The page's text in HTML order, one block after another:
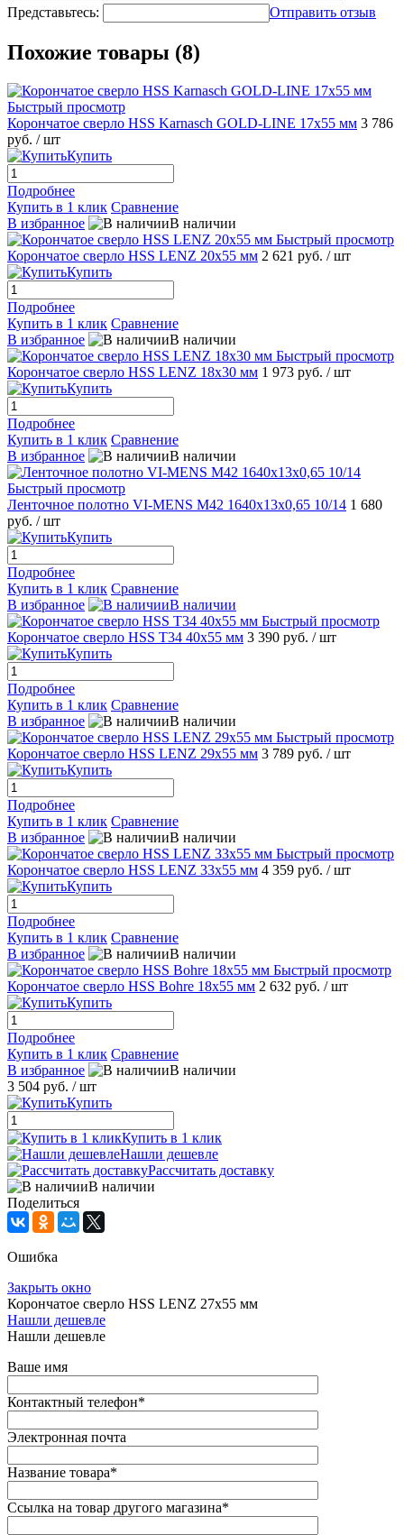
Представьтесь: Отправить отзыв
Похожие товары (8)
Быстрый просмотр
Корончатое сверло HSS Karnasch GOLD-LINE 17x55 мм 3 786
руб. / шт
Купить
Подробнее
Купить в 1 клик Сравнение
В избранное
В наличии
Быстрый просмотр
Корончатое сверло HSS LENZ 20x55 мм 2 621 руб. / шт
Купить
Подробнее
Купить в 1 клик Сравнение
В избранное
В наличии
Быстрый просмотр
Корончатое сверло HSS LENZ 18x30 мм 1 973 руб. / шт
Купить
Подробнее
Купить в 1 клик Сравнение
В избранное
В наличии
Быстрый просмотр
Ленточное полотно VI-MENS M42 1640x13x0,65 10/14 1 680
руб. / шт
Купить
Подробнее
Купить в 1 клик Сравнение
В избранное
В наличии
Быстрый просмотр
Корончатое сверло HSS T34 40x55 мм 3 390 руб. / шт
Купить
Подробнее
Купить в 1 клик Сравнение
В избранное
В наличии
Быстрый просмотр
Корончатое сверло HSS LENZ 29x55 мм 3 789 руб. / шт
Купить
Подробнее
Купить в 1 клик Сравнение
В избранное
В наличии
Быстрый просмотр
Корончатое сверло HSS LENZ 33x55 мм 4 359 руб. / шт
Купить
Подробнее
Купить в 1 клик Сравнение
В избранное
В наличии
Быстрый просмотр
Корончатое сверло HSS Bohre 18x55 мм 2 632 руб. / шт
Купить
Подробнее
Купить в 1 клик Сравнение
В избранное
В наличии
3 504 руб. / шт
Купить
Купить в 1 клик
Нашли дешевле
Рассчитать доставку
В наличии
Поделиться
Ошибка
Закрыть окно
Корончатое сверло HSS LENZ 27x55 мм
Нашли дешевле
Нашли дешевле
Ваше имя
Контактный телефон*
Электронная почта
Название товара*
Ссылка на товар другого магазина*